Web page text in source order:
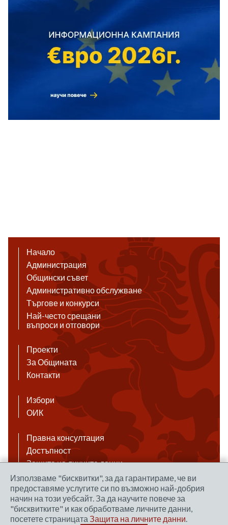
Начало
Администрация
Общински съвет
Административно обслужване
Търгове и конкурси
Най-често срещани
въпроси и отговори
Проекти
За Общината
Контакти
Избори
ОИК
Правна консултация
Достъпност
Защита на личните данни
Антикорупция
Връзки
Правила за ползване на сайта
Използваме "бисквитки", за да гарантираме, че ви
предоставяме услугите си по възможно най-добрия
начин на този уебсайт. За да научите повече за
"бисквитките" и как обработваме личните данни,
посетете страницата Защита на личните данни.